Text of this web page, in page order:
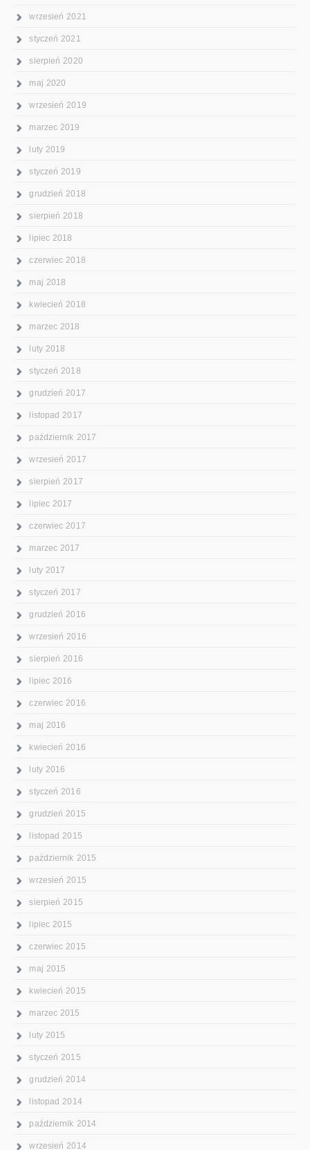
wrzesień 2021
styczeń 2021
sierpień 2020
maj 2020
wrzesień 2019
marzec 2019
luty 2019
styczeń 2019
grudzień 2018
sierpień 2018
lipiec 2018
czerwiec 2018
maj 2018
kwiecień 2018
marzec 2018
luty 2018
styczeń 2018
grudzień 2017
listopad 2017
październik 2017
wrzesień 2017
sierpień 2017
lipiec 2017
czerwiec 2017
marzec 2017
luty 2017
styczeń 2017
grudzień 2016
wrzesień 2016
sierpień 2016
lipiec 2016
czerwiec 2016
maj 2016
kwiecień 2016
luty 2016
styczeń 2016
grudzień 2015
listopad 2015
październik 2015
wrzesień 2015
sierpień 2015
lipiec 2015
czerwiec 2015
maj 2015
kwiecień 2015
marzec 2015
luty 2015
styczeń 2015
grudzień 2014
listopad 2014
październik 2014
wrzesień 2014